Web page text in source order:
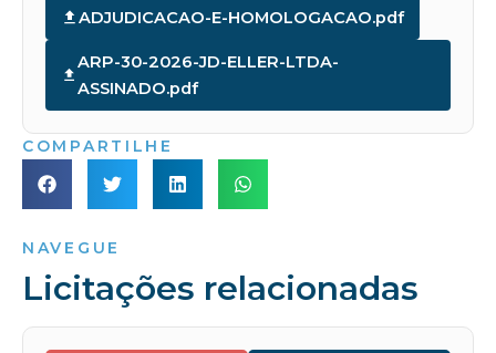
ADJUDICACAO-E-HOMOLOGACAO.pdf
ARP-30-2026-JD-ELLER-LTDA-
ASSINADO.pdf
COMPARTILHE
NAVEGUE
Licitações relacionadas